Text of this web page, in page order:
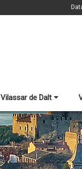
Vilassar de Dalt